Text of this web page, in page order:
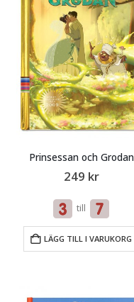
Prinsessan och Grodan
249 kr
till
LÄGG TILL I VARUKORG